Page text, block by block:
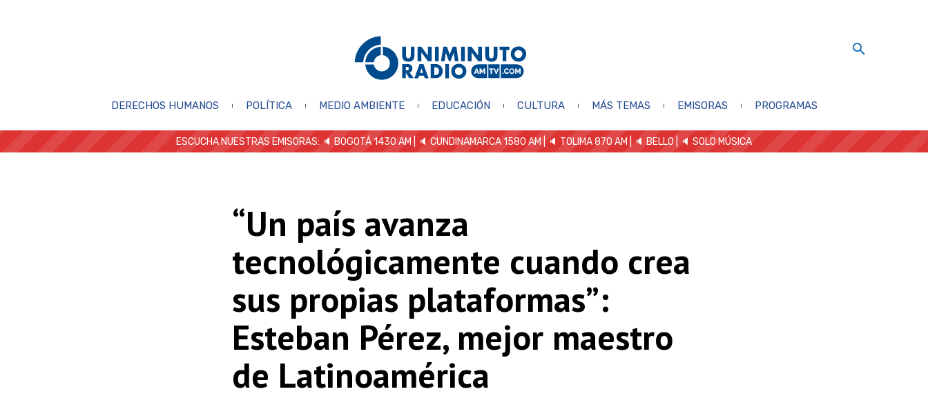
DERECHOS HUMANOS POLÍTICA MEDIO AMBIENTE EDUCACIÓN CULTURA MÁS TEMAS EMISORAS PROGRAMAS
ESCUCHA NUESTRAS EMISORAS: 🔈 BOGOTÁ 1430 AM | 🔈 CUNDINAMARCA 1580 AM | 🔈 TOLIMA 870 AM | 🔈 BELLO 🔈 SOLO MÚSICA
“Un país avanza
tecnológicamente cuando crea
sus propias plataformas”:
Esteban Pérez, mejor maestro
de Latinoamérica